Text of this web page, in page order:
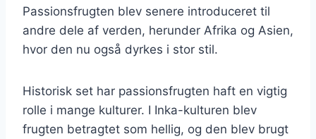
Passionsfrugten blev senere introduceret til
andre dele af verden, herunder Afrika og Asien,
hvor den nu også dyrkes i stor stil.
Historisk set har passionsfrugten haft en vigtig
rolle i mange kulturer. I Inka-kulturen blev
frugten betragtet som hellig, og den blev brugt